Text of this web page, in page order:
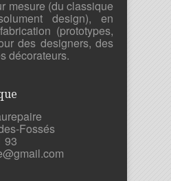
mesure (du classique
design), en
(prototypes,
des designers, des
décorateurs.
Fossés
93